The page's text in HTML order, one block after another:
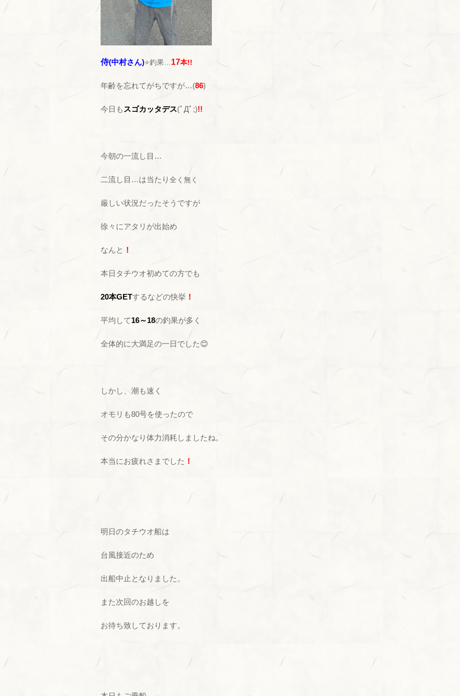
侍(中村さん)⭐釣果 17本!!
年齢を忘れてがちですが…(86)
今日も スゴカッタデス(ﾟДﾟ;)!!
今朝の一流し目…
二流し目…は当たり全く 無く
厳しい状況だったそうですが
徐々にアタリが出始め
なんと ！
本日タチウオ初めての方でも
20本GETするなどの快挙 ！
平均して16～18の釣果が多く
全体的に大満足の一日でした😊
しかし、潮も速く
オモリも80号を使ったので
その分かなり体力消耗しましたね。
本当にお疲れさまでした ！
明日のタチウオ船は
台風接近のため
出船中止となりました。
また次回のお越しを
お待ち致しております。